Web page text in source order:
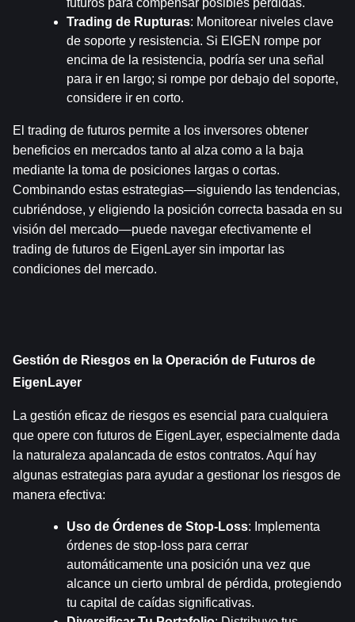
futuros para compensar posibles pérdidas.
Trading de Rupturas: Monitorear niveles clave
de soporte y resistencia. Si EIGEN rompe por
encima de la resistencia, podría ser una señal
para ir en largo; si rompe por debajo del soporte,
considere ir en corto.
El trading de futuros permite a los inversores obtener
beneficios en mercados tanto al alza como a la baja
mediante la toma de posiciones largas o cortas.
Combinando estas estrategias—siguiendo las tendencias,
cubriéndose, y eligiendo la posición correcta basada en su
visión del mercado—puede navegar efectivamente el
trading de futuros de EigenLayer sin importar las
condiciones del mercado.
Gestión de Riesgos en la Operación de Futuros de
EigenLayer
La gestión eficaz de riesgos es esencial para cualquiera
que opere con futuros de EigenLayer, especialmente dada
la naturaleza apalancada de estos contratos. Aquí hay
algunas estrategias para ayudar a gestionar los riesgos de
manera efectiva:
Uso de Órdenes de Stop-Loss: Implementa
órdenes de stop-loss para cerrar
automáticamente una posición una vez que
alcance un cierto umbral de pérdida, protegiendo
tu capital de caídas significativas.